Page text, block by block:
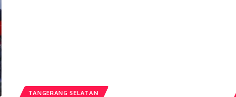
TANGERANG SELATAN